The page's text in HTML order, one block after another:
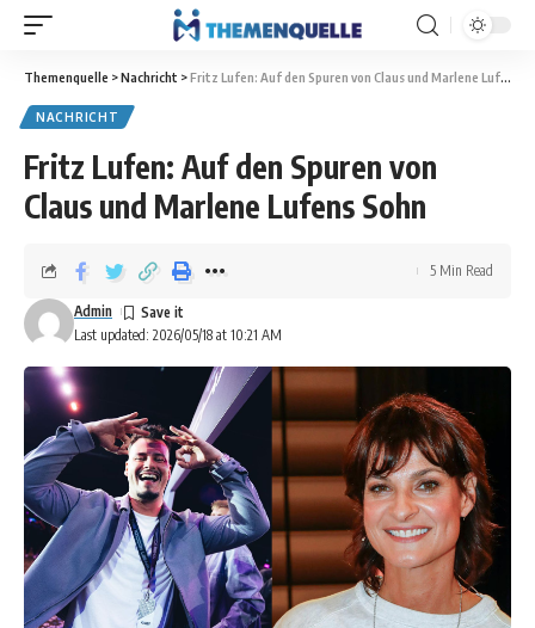
Themenquelle >Nachricht >Fritz Lufen: Auf den Spuren von Claus und Marlene Lufens Sohn
NACHRICHT
Fritz Lufen: Auf den Spuren von
Claus und Marlene Lufens Sohn
Last updated: 2026/05/18 at 10:21 AM
Admin
5 Min Read